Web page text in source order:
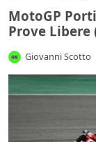
MotoGP
Prove Libere
Giovanni Scotto